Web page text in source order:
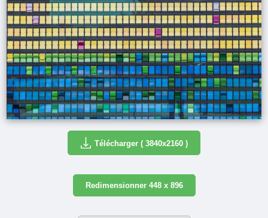
Télécharger ( 3840x2160 )
Redimensionner 448 x 896